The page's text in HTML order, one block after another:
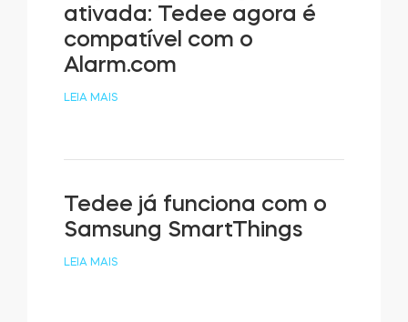
ativada: Tedee agora é
compatível com o
Alarm.com
LEIA MAIS
Tedee já funciona com o
Samsung SmartThings
LEIA MAIS